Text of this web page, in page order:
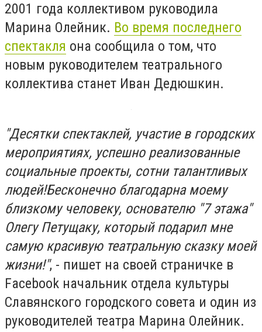
2001 года коллективом руководила
Марина Олейник. Во время последнего
спектакля она сообщила о том, что
новым руководителем театрального
коллектива станет Иван Дедюшкин.
"Десятки спектаклей, участие в городских
мероприятиях, успешно реализованные
социальные проекты, сотни талантливых
людей!Бесконечно благодарна моему
близкому человеку, основателю "7 этажа"
Олегу Петущаку, который подарил мне
самую красивую театральную сказку моей
жизни!", - пишет на своей страничке в
Facebook начальник отдела культуры
Славянского городского совета и один из
руководителей театра Марина Олейник.